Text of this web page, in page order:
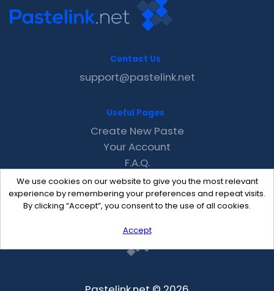
We use cookies on our website to give you the most relevant
experience by remembering your preferences and repeat visits.
By clicking “Accept”, you consent to the use of all cookies.
Accept
Contact Us
support@pastelink.net
Useful Pages
Create New Paste
Your Account
F.A.Q.
Recent
Contact